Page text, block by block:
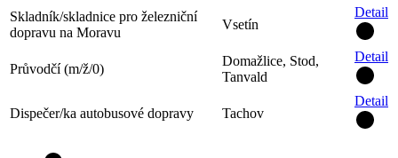
Skladník/skladnice pro železniční
dopravu na Moravu
Vsetín
Detail
Průvodčí (m/ž/0)
Domažlice, Stod,
Tanvald
Detail
Dispečer/ka autobusové dopravy Tachov
Detail